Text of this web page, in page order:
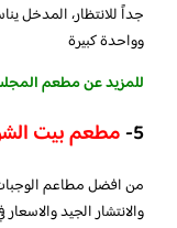
وواحدة كبيرة
للمزيد عن مطعم
5- مطعم بيت
من افضل مطاعم الوجبات
والانتشار الجيد